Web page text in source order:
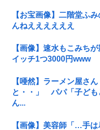
【お宝画像】二階堂ふ
んねええええええ
【画像】速水もこみち
イッチ1つ3000円www
【唖然】ラーメン屋さ
と・・」 パパ「子ども
ん...
【画像】美容師「…手